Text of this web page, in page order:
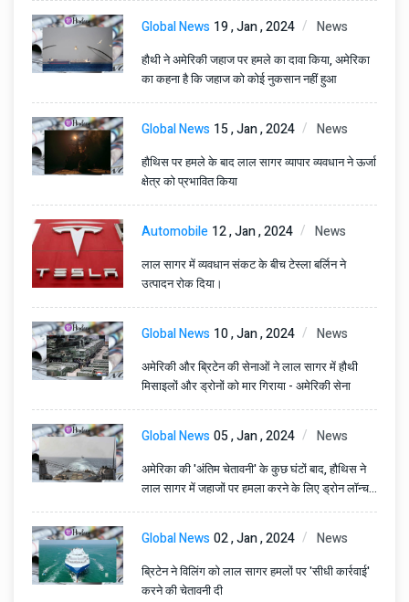
Global News 19 , Jan , 2024 News
हौथी ने अमेरिकी जहाज पर हमले का दावा किया, अमेरिका
का कहना है कि जहाज को कोई नुकसान नहीं हुआ
Global News 15 , Jan , 2024 News
हौथिस पर हमले के बाद लाल सागर व्यापार व्यवधान ने ऊर्जा
क्षेत्र को प्रभावित किया
Automobile 12 , Jan , 2024 News
लाल सागर में व्यवधान संकट के बीच टेस्ला बर्लिन ने
उत्पादन रोक दिया।
Global News 10 , Jan , 2024 News
अमेरिकी और ब्रिटेन की सेनाओं ने लाल सागर में हौथी
मिसाइलों और ड्रोनों को मार गिराया - अमेरिकी सेना
Global News05 , Jan , 2024 News
अमेरिका की 'अंतिम चेतावनी' के कुछ घंटों बाद, हौथिस ने
लाल सागर में जहाजों पर हमला करने के लिए ड्रोन लॉन्च
किया
Global News02 , Jan , 2024 News
ब्रिटेन ने विलिंग को लाल सागर हमलों पर 'सीधी कार्रवाई'
करने की चेतावनी दी